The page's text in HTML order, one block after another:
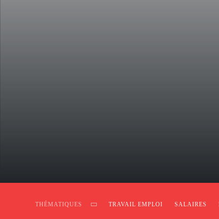
THÉMATIQUES TRAVAIL EMPLOI SALAIRES